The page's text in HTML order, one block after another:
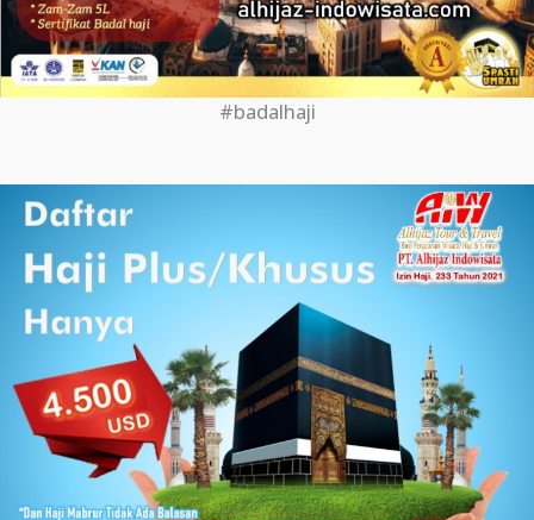
#badalhaji